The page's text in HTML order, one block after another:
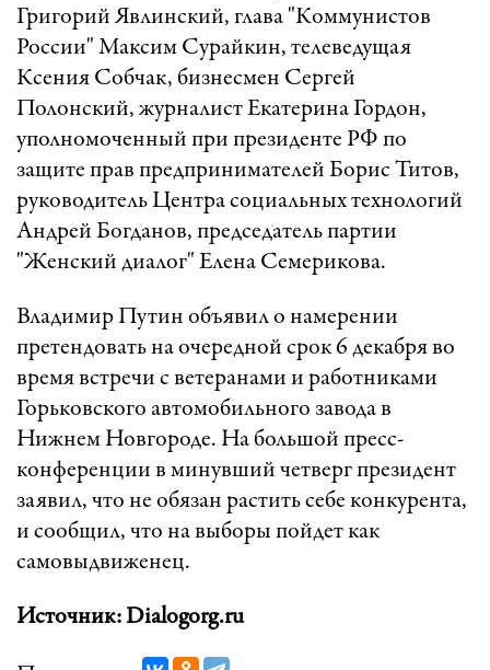
Григорий Явлинский, глава "Коммунистов
России" Максим Сурайкин, телеведущая
Ксения Собчак, бизнесмен Сергей
Полонский, журналист Екатерина Гордон,
уполномоченный при президенте РФ по
защите прав предпринимателей Борис Титов,
руководитель Центра социальных технологий
Андрей Богданов, председатель партии
"Женский диалог" Елена Семерикова.
Владимир Путин объявил о намерении
претендовать на очередной срок 6 декабря во
время встречи с ветеранами и работниками
Горьковского автомобильного завода в
Нижнем Новгороде. На большой пресс-
конференции в минувший четверг президент
заявил, что не обязан растить себе конкурента,
и сообщил, что на выборы пойдет как
самовыдвиженец.
Источник: Dialogorg.ru